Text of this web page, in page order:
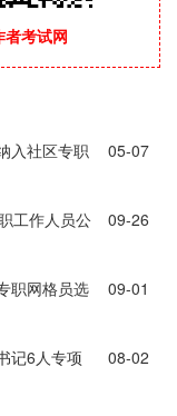
考试网
入社区专职
05-07
工作人员公
09-26
职网格员选
09-01
记6人专项
08-02